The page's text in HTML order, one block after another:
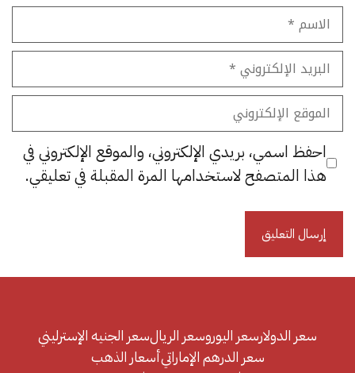
الاسم
البريد
الإلكتروني
الموقع
الإلكتروني
احفظ اسمي، بريدي الإلكتروني، والموقع الإلكتروني في
هذا المتصفح لاستخدامها المرة المقبلة في تعليقي.
سعر الدولارسعر اليوروسعر الريالسعر الجنيه الإسترليني
سعر الدرهم الإماراتيأسعار الذهب